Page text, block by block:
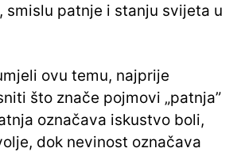
smislu patnje i stanju svijeta u
ovu temu, najprije
što znače pojmovi „patnja”
označava iskustvo boli,
dok nevinost označava